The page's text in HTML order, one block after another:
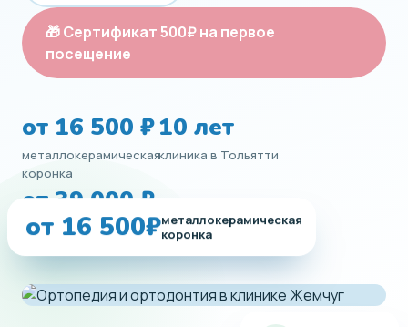
🎁 Сертификат 500₽ на первое
посещение
от 16 500 ₽
металлокерамическая
коронка
10 лет
клиника в Тольятти
от 39 000 ₽
брекет-система под
от 16 500₽металлокерамическая
коронка